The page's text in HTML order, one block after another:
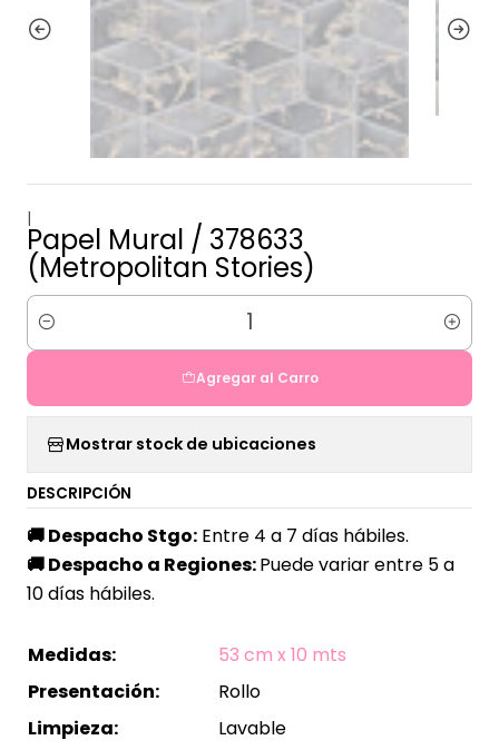
|
Papel Mural / 378633
(Metropolitan Stories)
Cantidad
Agregar al Carro
Mostrar stock de ubicaciones
DESCRIPCIÓN
🚚Despacho Stgo: Entre 4 a 7 días hábiles.
🚚Despacho a Regiones:Puede variar entre 5 a
10 días hábiles.
Medidas:
53 cm x 10 mts
Presentación:
Rollo
Limpieza:
Lavable